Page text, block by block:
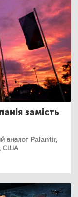
замість
аналог Palantir,
США